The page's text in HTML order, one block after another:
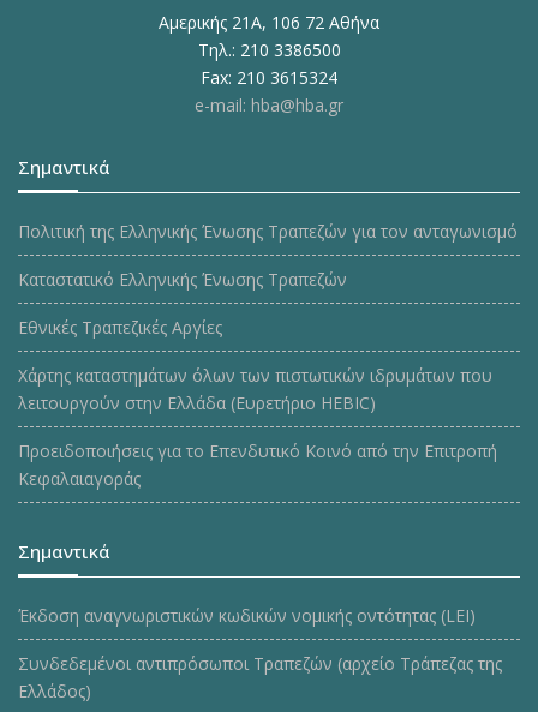
Αμερικής 21Α, 106 72 Αθήνα
Τηλ.: 210 3386500
Fax: 210 3615324
e-mail: hba@hba.gr
Σημαντικά
Πολιτική της Ελληνικής Ένωσης Τραπεζών για τον ανταγωνισμό
Καταστατικό Ελληνικής Ένωσης Τραπεζών
Εθνικές Τραπεζικές Αργίες
Χάρτης καταστημάτων όλων των πιστωτικών ιδρυμάτων που
λειτουργούν στην Ελλάδα (Ευρετήριο HEBIC)
Προειδοποιήσεις για το Επενδυτικό Κοινό από την Επιτροπή
Κεφαλαιαγοράς
Σημαντικά
Έκδοση αναγνωριστικών κωδικών νομικής οντότητας (LEI)
Συνδεδεμένοι αντιπρόσωποι Τραπεζών (αρχείο Τράπεζας της
Ελλάδος)